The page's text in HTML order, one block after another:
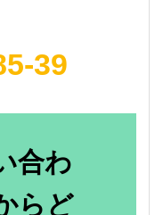
39
合わ
らど